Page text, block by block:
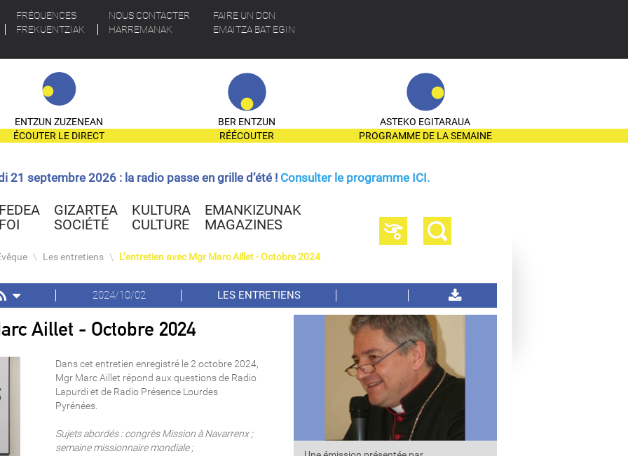
FRÉQUENCES
FREKUENTZIAK
NOUS CONTACTER
HARREMANAK
FAIRE UN DON
EMAITZA BAT EGIN
ENTZUN ZUZENEAN
ÉCOUTER LE DIRECT
BER ENTZUN
RÉÉCOUTER
ASTEKO EGITARAUA
PROGRAMME DE LA SEMAINE
21 septembre 2026 : la radio passe en grille d’été ! Consulter le programme ICI.
FEDEA
FOI
GIZARTEA
SOCIÉTÉ
KULTURA
CULTURE
EMANKIZUNAK
MAGAZINES
\ Les entretiens \ L’entretien avec Mgr Marc Aillet - Octobre 2024
2024/10/02 LES ENTRETIENS
Aillet - Octobre 2024
Dans cet entretien enregistré le 2 octobre 2024,
Mgr Marc Aillet répond aux questions de Radio
Lapurdi et de Radio Présence Lourdes
Pyrénées.
Sujets abordés : congrès Mission à Navarrenx ;
semaine missionnaire mondiale ;